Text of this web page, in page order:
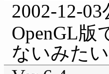
2002-12-03
OpenGL
ないみたい